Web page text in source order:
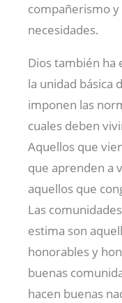
compañerismo
necesidades.
Dios también ha
la unidad básica
imponen las
cuales deben
Aquellos que
que aprenden a
aquellos que
Las
estima son
honorables y
buenas
hacen buenas